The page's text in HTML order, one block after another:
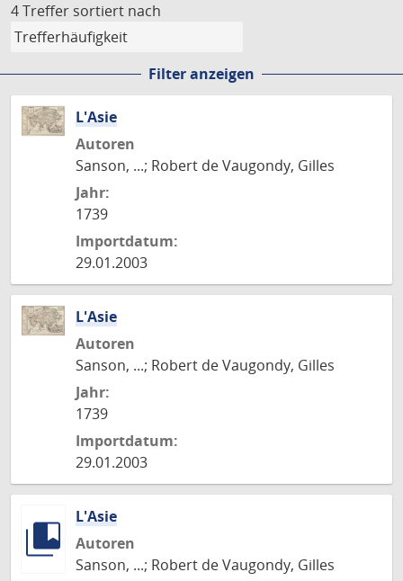
4 Treffer sortiert nach
Filter anzeigen
L'Asie
Autoren
Sanson, ...; Robert de Vaugondy, Gilles
Jahr:
1739
Importdatum:
29.01.2003
L'Asie
Autoren
Sanson, ...; Robert de Vaugondy, Gilles
Jahr:
1739
Importdatum:
29.01.2003
L'Asie
Autoren
Sanson, ...; Robert de Vaugondy, Gilles